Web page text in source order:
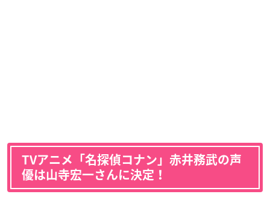
TVアニメ「名探偵コナン」赤井務武の声
優は山寺宏一さんに決定！